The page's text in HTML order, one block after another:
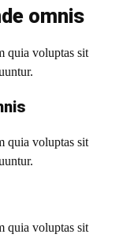
omnis
quia voluptas sit
quia voluptas sit
quia voluptas sit